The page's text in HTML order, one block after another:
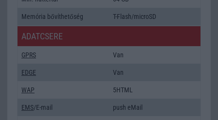
Memória bővíthetőség T-Flash/microSD
ADATCSERE
GPRS Van
EDGE Van
WAP 5HTML
EMS/E-mail push eMail